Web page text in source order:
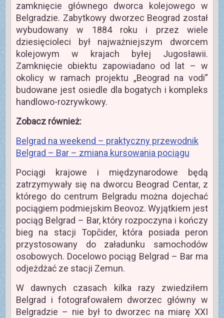
zamknięcie głównego dworca kolejowego w
Belgradzie. Zabytkowy dworzec Beograd został
wybudowany w 1884 roku i przez wiele
dziesięcioleci był najważniejszym dworcem
kolejowym w krajach byłej Jugosławii.
Zamknięcie obiektu zapowiadano od lat – w
okolicy w ramach projektu „Beograd na vodi”
budowane jest osiedle dla bogatych i kompleks
handlowo-rozrywkowy.
Zobacz również:
Belgrad na weekend – praktyczny przewodnik
Belgrad – Bar – zmiana kursowania pociągu
Pociągi krajowe i międzynarodowe będą
zatrzymywały się na dworcu Beograd Centar, z
którego do centrum Belgradu można dojechać
pociągiem podmiejskim Beovoz. Wyjątkiem jest
pociąg Belgrad – Bar, który rozpoczyna i kończy
bieg na stacji Topčider, która posiada peron
przystosowany do załadunku samochodów
osobowych. Docelowo pociąg Belgrad – Bar ma
odjeżdżać ze stacji Zemun.
W dawnych czasach kilka razy zwiedziłem
Belgrad i fotografowałem dworzec główny w
Belgradzie – nie był to dworzec na miarę XXI